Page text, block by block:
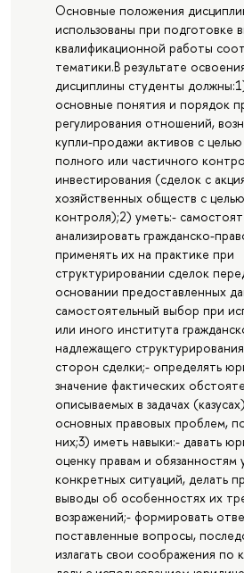
Основные положения
использованы при подготовке
квалификационной работы
тематики.В результате
дисциплины студенты
основные понятия и порядок
регулирования отношений,
купли-продажи активов с
полного или частичного
инвестирования (сделок с
хозяйственных обществ с
контроля);2) уметь:-
анализировать гражданско-
применять их на практике при
структурировании сделок
основании предоставленных
самостоятельный выбор при
или иного института
надлежащего
сторон сделки;- определять
значение фактических
описываемых в задачах
основных правовых проблем,
них;3) иметь навыки:- давать
оценку правам и обязанностям
конкретных ситуаций, делать
выводы об особенностях их
возражений;- формировать
поставленные вопросы,
излагать свои соображения по